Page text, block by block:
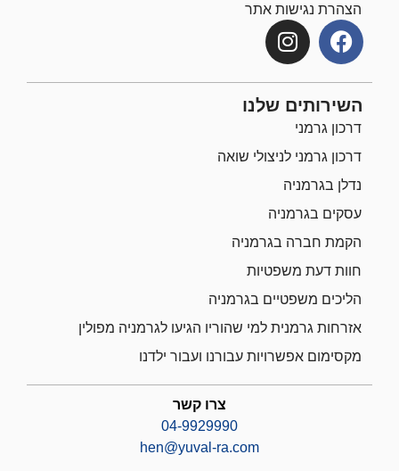
הצהרת נגישות אתר
השירותים שלנו
דרכון גרמני
דרכון גרמני לניצולי שואה
נדלן בגרמניה
עסקים בגרמניה
הקמת חברה בגרמניה
חוות דעת משפטיות
הליכים משפטיים בגרמניה
אזרחות גרמנית למי שהוריו הגיעו לגרמניה מפולין
מקסימום אפשרויות עבורנו ועבור ילדנו
צרו קשר
04-9929990
hen@yuval-ra.com